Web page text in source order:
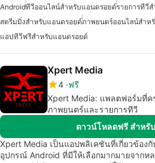
Androidทีวีออนไลน์สำหรับแอนดรอยด์รายการทีวี
สตรีมมิ่งสำหรับแอนดรอยด์ภาพยนตร์ออนไลน์สำห
แอปทีวีฟรีสำหรับแอนดรอยด์
Xpert Media
4 ฟรี
Xpert Media: แพลตฟอร์มที่
ภาพยนตร์และรายการทีวี
ดาวน์โหลดฟรี สำหรั
Xpert Media เป็นแอปพลิเคชันที่เกี่ยวข้อง
อุปกรณ์ Android ที่มีให้เลือกมากมายจากห